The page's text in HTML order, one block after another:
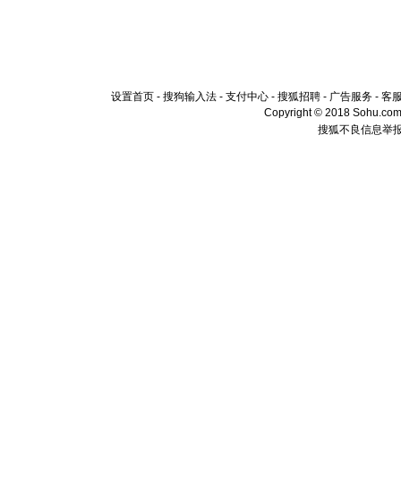
设置首页 - 搜狗输入法 - 支付中心 - 搜狐招聘 - 广告服务 - 客
Copyright © 2018
搜狐不良信息举